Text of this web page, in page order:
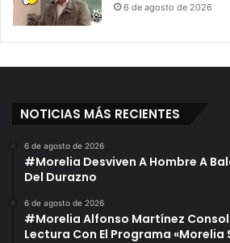
6 de agosto de 2026
NOTICIAS MÁS RECIENTES
6 de agosto de 2026
#Morelia Desviven A Hombre A
Del Durazno
6 de agosto de 2026
#Morelia Alfonso Martínez
Lectura Con El Programa «Morelia